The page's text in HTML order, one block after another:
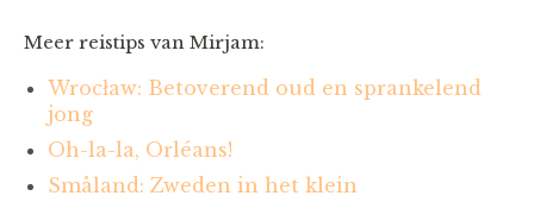
Meer reistips van Mirjam:
Wrocław: Betoverend oud en sprankelend
jong
Oh-la-la, Orléans!
Småland: Zweden in het klein